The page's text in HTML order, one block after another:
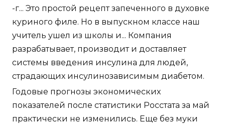
-г... Это простой рецепт запеченного в духовке
куриного филе. Но в выпускном классе наш
учитель ушел из школы и... Компания
разрабатывает, производит и доставляет
системы введения инсулина для людей,
страдающих инсулинозависимым диабетом.
Годовые прогнозы экономических
показателей после статистики Росстата за май
практически не изменились. Еще без муки